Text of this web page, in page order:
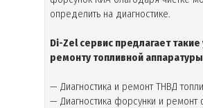
определить на диагностике.
Di-Zel сервис предлагает такие
ремонту топливной
— Диагностика и ремонт ТНВД
— Диагностика форсунки и ремонт